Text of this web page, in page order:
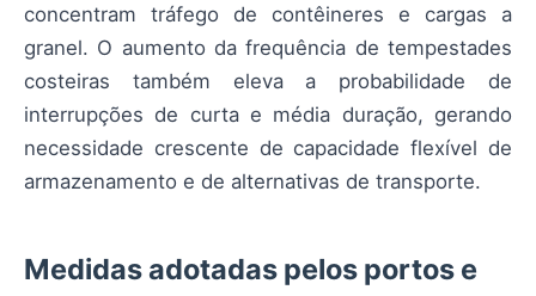
concentram tráfego de contêineres e cargas a
granel. O aumento da frequência de tempestades
costeiras também eleva a probabilidade de
interrupções de curta e média duração, gerando
necessidade crescente de capacidade flexível de
armazenamento e de alternativas de transporte.
Medidas adotadas pelos portos e